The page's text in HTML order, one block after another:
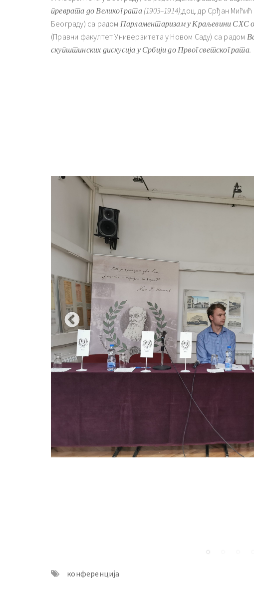
преврата до Великог рата (1903–1914);доц. др Срђан
Београду) са радом Парламентаризам у Краљевини СХС од
(Правни факултет Универзитета у Новом Саду) са радом
скупштинских дискусија у Србији до Првог светског рата.
конференција